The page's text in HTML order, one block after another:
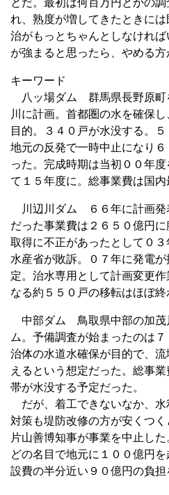
れ、熟度が増してきたときに
治がもっとちゃんとしなけれ
が強まると思ったら、やめる方
キーワード
八ッ場ダム 群馬県長野原町
川に計画。首都圏の水を確保
目的。３４０戸が水没する。５
地元の反発で一時中止になり
った。完成時期は当初００年
て１５年度に。総事業費は国内
川辺川ダム ６６年に計画発
だった事業費は２６５０億円
取得に不正があったとして０
水産省が敗訴。０７年に発電
定。治水専用として計画変更
なる約５５０戸の移転はほぼ終
中部ダム 鳥取県中部の加茂
ム。予備調査が始まったのは
治体の水道水確保が目的で、
えるという想定だった。総事
帯が水没する予定だった。
だが、着工できないなか、水
対策も堤防改修の方が安くつ
片山善博知事が事業を中止し
どの名目で地元に１００億円
設費の半分近い９０億円の負担